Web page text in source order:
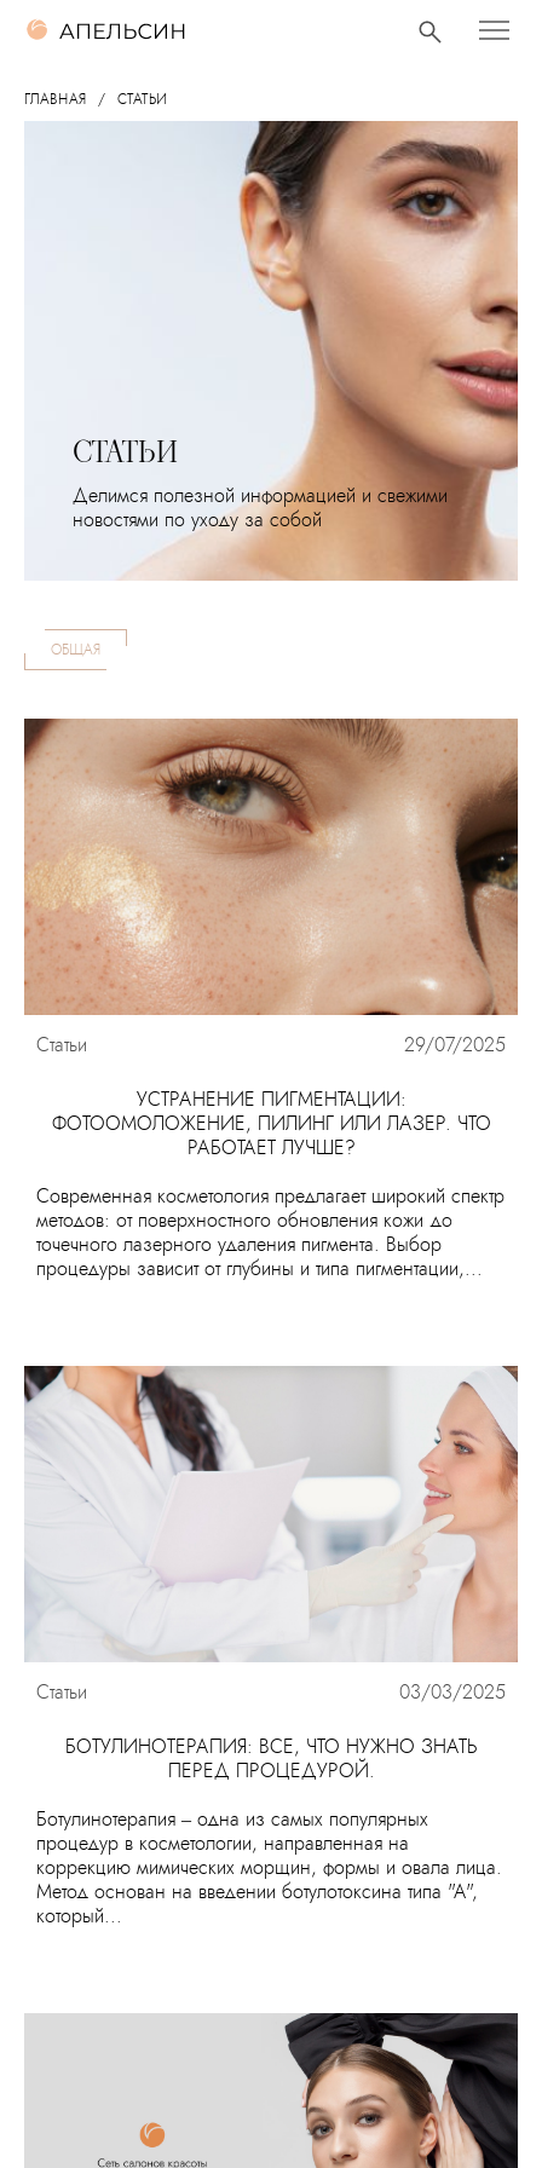
ГЛАВНАЯ СТАТЬИ
СТАТЬИ
Делимся полезной информацией и свежими
новостями по уходу за собой
ОБЩАЯ
Статьи
29/07/2025
УСТРАНЕНИЕ ПИГМЕНТАЦИИ:
ФОТООМОЛОЖЕНИЕ, ПИЛИНГ ИЛИ ЛАЗЕР. ЧТО
РАБОТАЕТ ЛУЧШЕ?
Современная косметология предлагает широкий спектр
методов: от поверхностного обновления кожи до
точечного лазерного удаления пигмента. Выбор
процедуры зависит от глубины и типа пигментации,...
Статьи
03/03/2025
БОТУЛИНОТЕРАПИЯ: ВСЕ, ЧТО НУЖНО ЗНАТЬ
ПЕРЕД ПРОЦЕДУРОЙ.
Ботулинотерапия – одна из самых популярных
процедур в косметологии, направленная на
коррекцию мимических морщин, формы и овала лица.
Метод основан на введении ботулотоксина типа "А",
который...